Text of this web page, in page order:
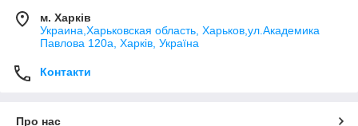
м. Харків
Украина,Харьковская область, Харьков,ул.Академика
Павлова 120а, Харків, Україна
Контакти
Про нас